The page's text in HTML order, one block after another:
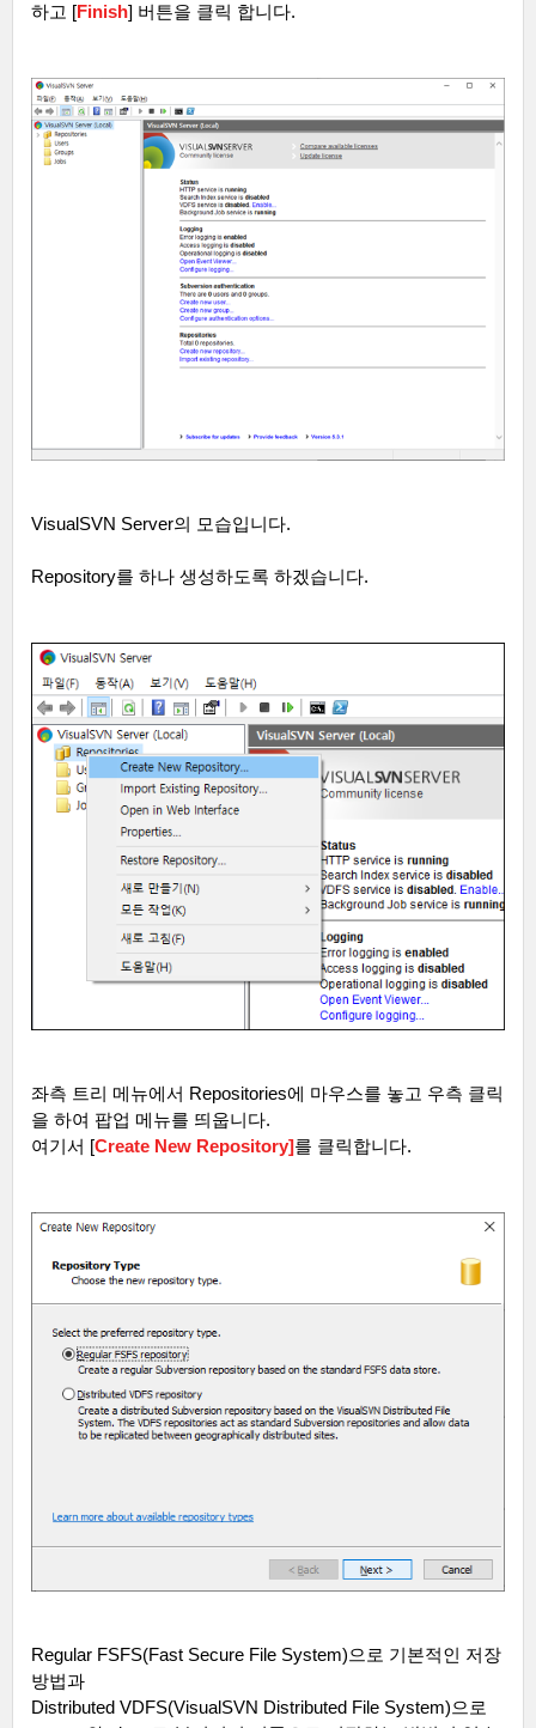
하고 [Finish] 버튼을 클릭 합니다.
VisualSVN Server의 모습입니다.
Repository를 하나 생성하도록 하겠습니다.
좌측 트리 메뉴에서 Repositories에 마우스를 놓고 우측 클릭
을 하여 팝업 메뉴를 띄웁니다.
여기서 [Create New Repository]를 클릭합니다.
Regular FSFS(Fast Secure File System)으로 기본적인 저장
방법과
Distributed VDFS(VisualSVN Distributed File System)으로